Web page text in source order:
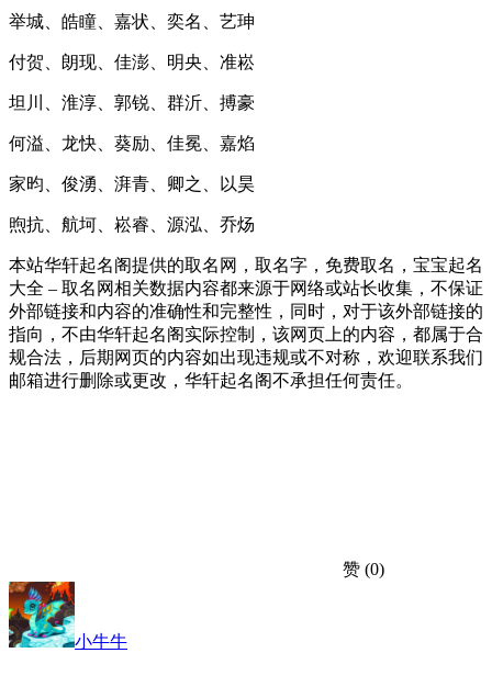
举城、皓瞳、嘉状、奕名、艺珅
付贺、朗现、佳澎、明央、准崧
坦川、淮淳、郭锐、群沂、搏豪
何溢、龙快、葵励、佳冕、嘉焰
家昀、俊湧、湃青、卿之、以昊
煦抗、航坷、崧睿、源泓、乔炀
本站华轩起名阁提供的取名网，取名字，免费取名，宝宝起名
大全 – 取名网相关数据内容都来源于网络或站长收集，不保证
外部链接和内容的准确性和完整性，同时，对于该外部链接的
指向，不由华轩起名阁实际控制，该网页上的内容，都属于合
规合法，后期网页的内容如出现违规或不对称，欢迎联系我们
邮箱进行删除或更改，华轩起名阁不承担任何责任。
赞 (0)
小牛牛